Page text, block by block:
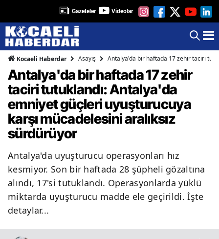
Gazeteler Videolar
Kocaeli Haberdar Asayiş Antalya'da bir haftada 17 zehir taciri
Antalya'da bir haftada 17 zehir
taciri tutuklandı: Antalya'da
emniyet güçleri uyuşturucuya
karşı mücadelesini aralıksız
sürdürüyor
Antalya'da uyuşturucu operasyonları hız
kesmiyor. Son bir haftada 28 şüpheli gözaltına
alındı, 17'si tutuklandı. Operasyonlarda yüklü
miktarda uyuşturucu madde ele geçirildi. İşte
detaylar...